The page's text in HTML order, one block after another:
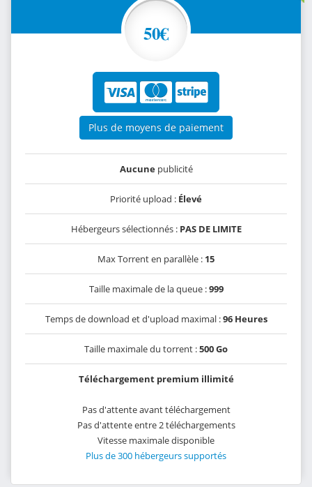
50€
Plus de moyens de paiement
Aucunepublicité
Priorité upload : Élevé
Hébergeurs sélectionnés : PAS DE LIMITE
Max Torrent en parallèle : 15
Taille maximale de la queue :999
Temps de download et d'upload maximal :96 Heures
Taille maximale du torrent :500 Go
Téléchargement premium illimité
Pas d'attente avant téléchargement
Pas d'attente entre 2 téléchargements
Vitesse maximale disponible
Plus de 300 hébergeurs supportés